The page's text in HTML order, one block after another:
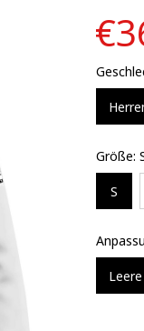
Größe:
S